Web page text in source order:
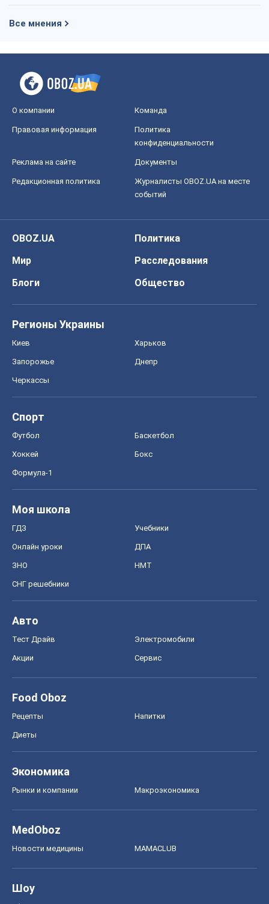
Все мнения
О компании Команда
Правовая информация
Политика
конфиденциальности
Реклама на сайте Документы
Редакционная политика
Журналисты OBOZ.UA на месте
событий
OBOZ.UA
Политика
Мир
Расследования
Блоги
Общество
Регионы Украины
Киев Харьков
Запорожье Днепр
Черкассы
Спорт
Футбол Баскетбол
Хоккей Бокс
Формула-1
Моя школа
ГДЗ Учебники
Онлайн уроки ДПА
ЗНО НМТ
СНГ решебники
Авто
Тест Драйв Электромобили
Акции Сервис
Food Oboz
Рецепты Напитки
Диеты
Экономика
Рынки и компании Mакроэкономика
MedOboz
Новости медицины MAMACLUB
Шоу